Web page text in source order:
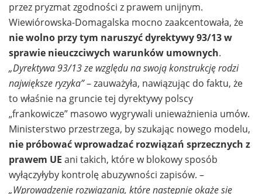
przez pryzmat zgodności z prawem unijnym.
Wiewiórowska-Domagalska mocno zaakcentowała, że
nie wolno przy tym naruszyć dyrektywy 93/13 w
sprawie nieuczciwych warunków umownych.
„Dyrektywa 93/13 ze względu na swoją konstrukcję rodzi
największe ryzyka”– zauważyła, nawiązując do faktu, że
to właśnie na gruncie tej dyrektywy polscy
„frankowicze” masowo wygrywali unieważnienia umów.
Ministerstwo przestrzega, by szukając nowego modelu,
nie próbować wprowadzać rozwiązań sprzecznych z
prawem UE ani takich, które w blokowy sposób
wyłączyłyby kontrolę abuzywności zapisów. –
„Wprowadzenie rozwiązania, które następnie okaże się